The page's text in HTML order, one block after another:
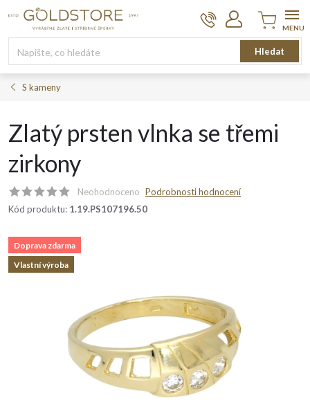
Hledat
Nákupní
košík
S kameny
Zlatý prsten vlnka se třemi
zirkony
Neohodnoceno Podrobnosti hodnocení
Kód produktu: 1.19.PS107196.50
Doprava zdarma
Vlastní výroba